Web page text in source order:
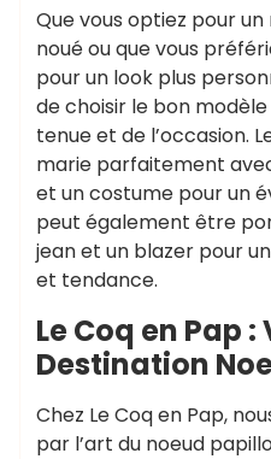
Que vous optiez pour
noué ou que vous
pour un look plus
de choisir le bon
tenue et de l’occasion.
marie parfaitement
et un costume pour un
peut également être
jean et un blazer pour
et tendance.
Le Coq en Pap :
Destination
Chez Le Coq en Pap,
par l’art du noeud